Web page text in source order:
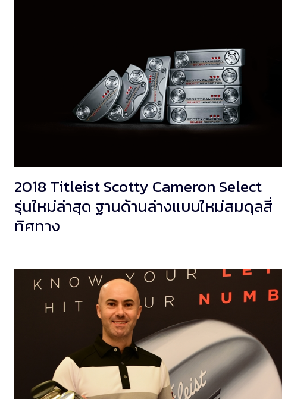
2018 Titleist Scotty Cameron Select
รุ่นใหม่ล่าสุด ฐานด้านล่างแบบใหม่สมดุลสี่
ทิศทาง